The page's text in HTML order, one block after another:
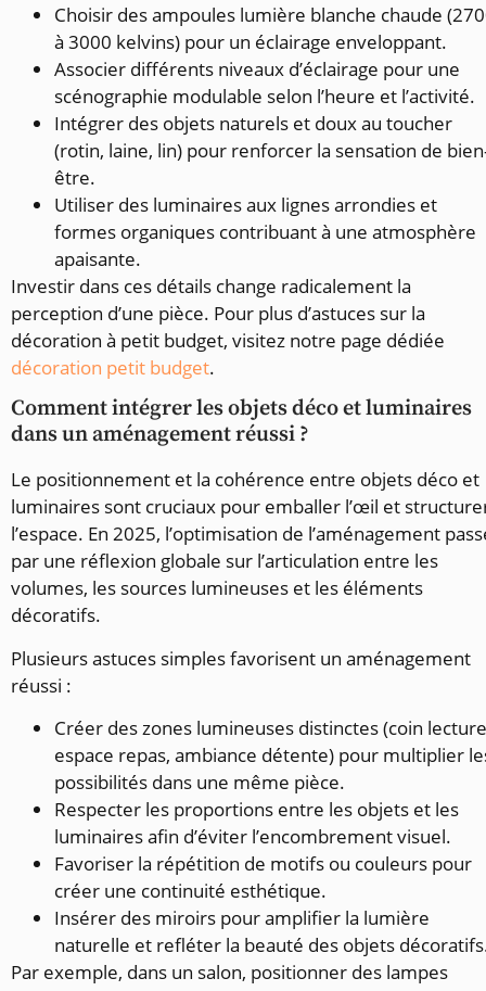
Choisir des ampoules lumière blanche chaude
à 3000 kelvins) pour un éclairage enveloppant.
Associer différents niveaux d’éclairage pour une
scénographie modulable selon l’heure et l’activité.
Intégrer des objets naturels et doux au toucher
(rotin, laine, lin) pour renforcer la sensation de
être.
Utiliser des luminaires aux lignes arrondies et
formes organiques contribuant à une atmosphère
apaisante.
Investir dans ces détails change radicalement la
perception d’une pièce. Pour plus d’astuces sur la
décoration à petit budget, visitez notre page dédiée
décoration petit budget.
Comment intégrer les objets déco et luminaires
dans un aménagement réussi ?
Le positionnement et la cohérence entre objets déco et
luminaires sont cruciaux pour emballer l’œil et
l’espace. En 2025, l’optimisation de l’aménagement
par une réflexion globale sur l’articulation entre les
volumes, les sources lumineuses et les éléments
décoratifs.
Plusieurs astuces simples favorisent un aménagement
réussi :
Créer des zones lumineuses distinctes (coin
espace repas, ambiance détente) pour multiplier
possibilités dans une même pièce.
Respecter les proportions entre les objets et les
luminaires afin d’éviter l’encombrement visuel.
Favoriser la répétition de motifs ou couleurs pour
créer une continuité esthétique.
Insérer des miroirs pour amplifier la lumière
naturelle et refléter la beauté des objets
Par exemple, dans un salon, positionner des lampes